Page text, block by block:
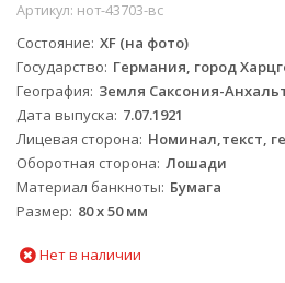
Артикул: нот-43703-вс
Состояние XF (на фото)
Государство Германия, город
География Земля Саксония-
Дата выпуска 7.07.1921
Лицевая сторона Номинал,текст,
Оборотная сторона Лошади
Материал банкноты Бумага
Размер 80 x 50 мм
Нет в наличии